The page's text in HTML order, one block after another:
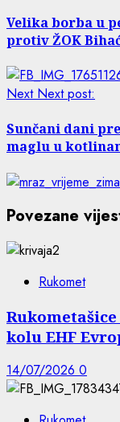
Velika borba u
protiv ŽOK
Next Next post:
Sunčani dani
maglu u
Povezane
Rukomet
kolu EHF
14/07/2026 0